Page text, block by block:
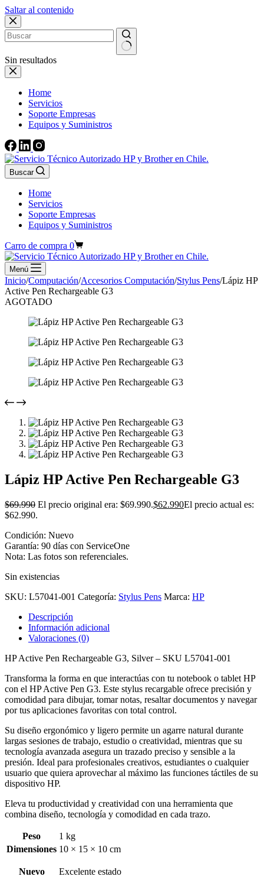
Saltar al contenido
Sin resultados
Home
Servicios
Soporte Empresas
Equipos y Suministros
Buscar
Home
Servicios
Soporte Empresas
Equipos y Suministros
Carro de compra 0
Menú
Inicio/Computación/Accesorios Computación/Stylus Pens/Lápiz HP
Active Pen Rechargeable G3
AGOTADO
Lápiz HP Active Pen Rechargeable G3
$69.990 El precio original era: $69.990.$62.990El precio actual es:
$62.990.
Condición: Nuevo
Garantía: 90 días con ServiceOne
Nota: Las fotos son referenciales.
Sin existencias
SKU: L57041-001 Categoría: Stylus Pens Marca: HP
Descripción
Información adicional
Valoraciones (0)
HP Active Pen Rechargeable G3, Silver – SKU L57041-001
Transforma la forma en que interactúas con tu notebook o tablet HP
con el HP Active Pen G3. Este stylus recargable ofrece precisión y
comodidad para dibujar, tomar notas, resaltar documentos y navegar
por tus aplicaciones favoritas con total control.
Su diseño ergonómico y ligero permite un agarre natural durante
largas sesiones de trabajo, estudio o creatividad, mientras que su
tecnología avanzada asegura un trazado preciso y sensible a la
presión. Ideal para profesionales creativos, estudiantes o cualquier
usuario que quiera aprovechar al máximo las funciones táctiles de su
dispositivo HP.
Eleva tu productividad y creatividad con una herramienta que
combina diseño, tecnología y comodidad en cada trazo.
Peso
1 kg
Dimensiones 10 × 15 × 10 cm
Nuevo Excelente estado